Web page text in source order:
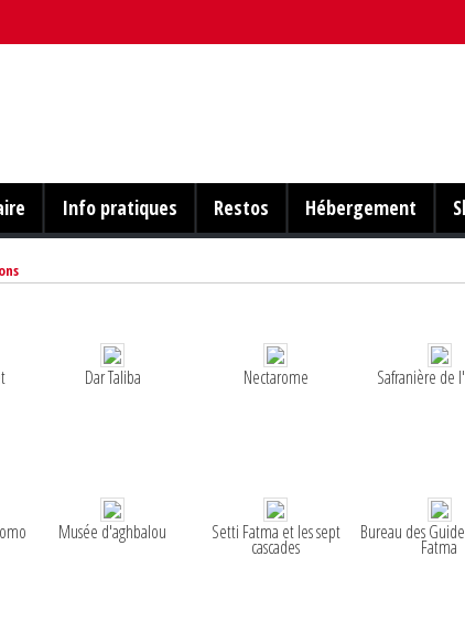
Info pratiques Restos Hébergement
Dar Taliba Nectarome Safranière de
Musée d'aghbalou Setti Fatma et les sept
cascades
Bureau des
Fatma